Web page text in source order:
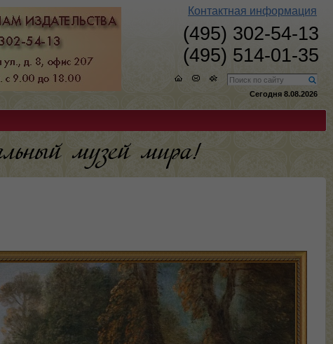
Контактная информация
(495) 302-54-13
(495) 514-01-35
Сегодня 8.08.2026